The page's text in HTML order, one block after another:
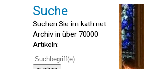
Suche
Suchen Sie im kath.net
Archiv in über 70000
Artikeln: